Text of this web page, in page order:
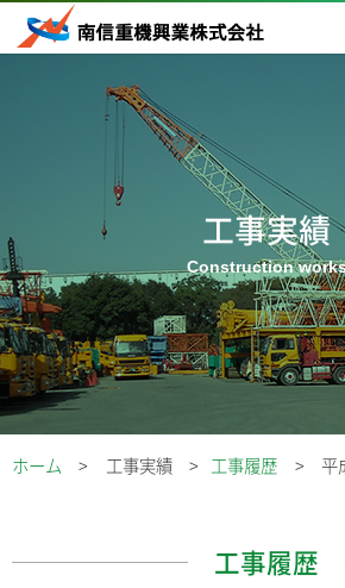
工事実績
ホーム 工事実績 工事履歴 平
工事履歴